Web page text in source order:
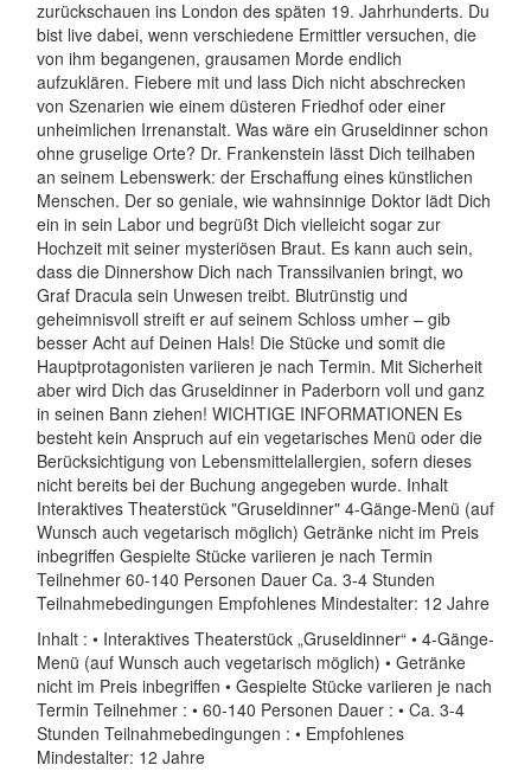
zurückschauen ins London des späten 19. Jahrhunderts. Du
bist live dabei, wenn verschiedene Ermittler versuchen, die
von ihm begangenen, grausamen Morde endlich
aufzuklären. Fiebere mit und lass Dich nicht abschrecken
von Szenarien wie einem düsteren Friedhof oder einer
unheimlichen Irrenanstalt. Was wäre ein Gruseldinner schon
ohne gruselige Orte? Dr. Frankenstein lässt Dich teilhaben
an seinem Lebenswerk: der Erschaffung eines künstlichen
Menschen. Der so geniale, wie wahnsinnige Doktor lädt Dich
ein in sein Labor und begrüßt Dich vielleicht sogar zur
Hochzeit mit seiner mysteriösen Braut. Es kann auch sein,
dass die Dinnershow Dich nach Transsilvanien bringt, wo
Graf Dracula sein Unwesen treibt. Blutrünstig und
geheimnisvoll streift er auf seinem Schloss umher – gib
besser Acht auf Deinen Hals! Die Stücke und somit die
Hauptprotagonisten variieren je nach Termin. Mit Sicherheit
aber wird Dich das Gruseldinner in Paderborn voll und ganz
in seinen Bann ziehen! WICHTIGE INFORMATIONEN Es
besteht kein Anspruch auf ein vegetarisches Menü oder die
Berücksichtigung von Lebensmittelallergien, sofern dieses
nicht bereits bei der Buchung angegeben wurde. Inhalt
Interaktives Theaterstück "Gruseldinner" 4-Gänge-Menü (auf
Wunsch auch vegetarisch möglich) Getränke nicht im Preis
inbegriffen Gespielte Stücke variieren je nach Termin
Teilnehmer 60-140 Personen Dauer Ca. 3-4 Stunden
Teilnahmebedingungen Empfohlenes Mindestalter: 12 Jahre
Inhalt : • Interaktives Theaterstück „Gruseldinner“ • 4-Gänge-
Menü (auf Wunsch auch vegetarisch möglich) • Getränke
nicht im Preis inbegriffen • Gespielte Stücke variieren je nach
Termin Teilnehmer : • 60-140 Personen Dauer : • Ca. 3-4
Stunden Teilnahmebedingungen : • Empfohlenes
Mindestalter: 12 Jahre